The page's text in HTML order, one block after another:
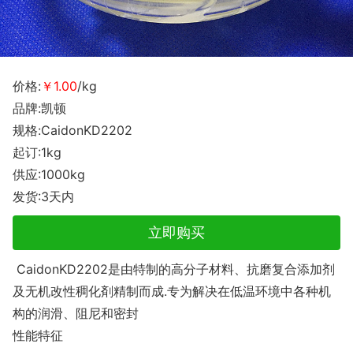
价格: ￥1.00/kg
品牌:凯顿
规格:CaidonKD2202
起订:1kg
供应:1000kg
发货:3天内
立即购买
CaidonKD2202是由特制的高分子材料、抗磨复合添加剂
及无机改性稠化剤精制而成.专为解决在低温环境中各种机
构的润滑、阻尼和密封
性能特征